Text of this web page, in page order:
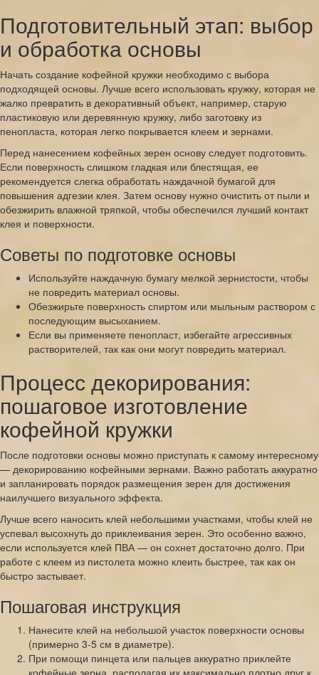
Подготовительный этап: выбор
и обработка основы
Начать создание кофейной кружки необходимо с выбора
подходящей основы. Лучше всего использовать кружку, которая не
жалко превратить в декоративный объект, например, старую
пластиковую или деревянную кружку, либо заготовку из
пенопласта, которая легко покрывается клеем и зернами.
Перед нанесением кофейных зерен основу следует подготовить.
Если поверхность слишком гладкая или блестящая, ее
рекомендуется слегка обработать наждачной бумагой для
повышения адгезии клея. Затем основу нужно очистить от пыли и
обезжирить влажной тряпкой, чтобы обеспечился лучший контакт
клея и поверхности.
Советы по подготовке основы
Используйте наждачную бумагу мелкой зернистости, чтобы
не повредить материал основы.
Обезжирьте поверхность спиртом или мыльным раствором с
последующим высыханием.
Если вы применяете пенопласт, избегайте агрессивных
растворителей, так как они могут повредить материал.
Процесс декорирования:
пошаговое изготовление
кофейной кружки
После подготовки основы можно приступать к самому интересному
— декорированию кофейными зернами. Важно работать аккуратно
и запланировать порядок размещения зерен для достижения
наилучшего визуального эффекта.
Лучше всего наносить клей небольшими участками, чтобы клей не
успевал высохнуть до приклеивания зерен. Это особенно важно,
если используется клей ПВА — он сохнет достаточно долго. При
работе с клеем из пистолета можно клеить быстрее, так как он
быстро застывает.
Пошаговая инструкция
Нанесите клей на небольшой участок поверхности основы
(примерно 3-5 см в диаметре).
При помощи пинцета или пальцев аккуратно приклейте